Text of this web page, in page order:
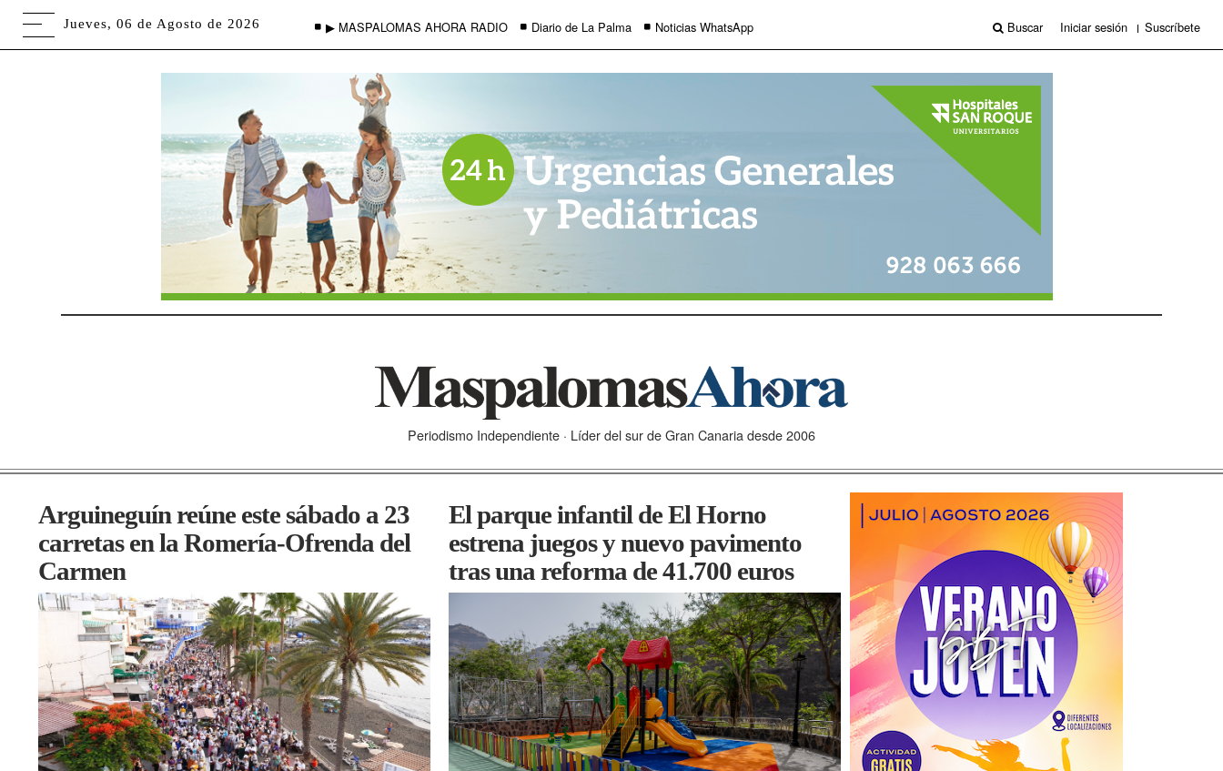
Jueves, 06 de Agosto de 2026 ▶ MASPALOMAS AHORA RADIO Diario de La Palma Noticias WhatsApp Buscar Iniciar sesión Suscríbete
Periodismo Independiente · Líder del sur de Gran Canaria desde 2006
Arguineguín reúne este sábado a 23
carretas en la Romería-Ofrenda del
Carmen
El parque infantil de El Horno
estrena juegos y nuevo pavimento
tras una reforma de 41.700 euros